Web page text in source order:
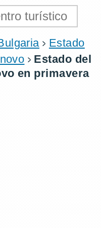
Estado
Estado del
en primavera